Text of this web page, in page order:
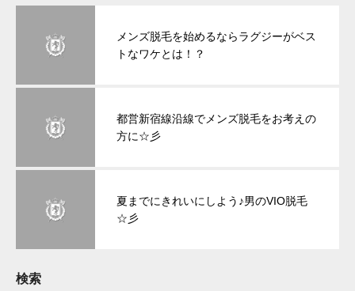
メンズ脱毛を始めるならラグジーがベス
トなワケとは！？
都営新宿線沿線でメンズ脱毛をお考えの
方に☆彡
夏までにきれいにしよう♪男のVIO脱毛
☆彡
検索